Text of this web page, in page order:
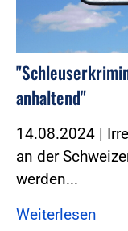
anhaltend"
14.08.2024 |
an der
werden...
Weiterlesen